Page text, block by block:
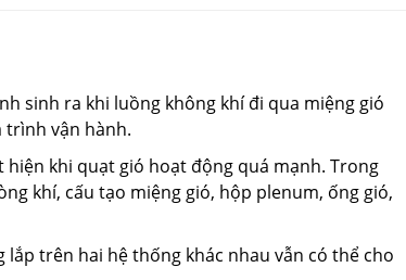
sinh ra khi luồng không khí đi qua miệng gió
trình vận hành.
khi quạt gió hoạt động quá mạnh. Trong
khí, cấu tạo miệng gió, hộp plenum, ống gió,
trên hai hệ thống khác nhau vẫn có thể cho